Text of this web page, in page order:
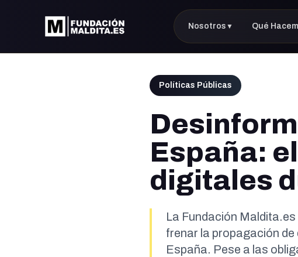
Nosotros ▼ Qué
Políticas Públicas
España:
digitales
La Fundación
frenar la propagación
España. Pese a las